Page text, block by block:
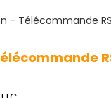
- Télécommande